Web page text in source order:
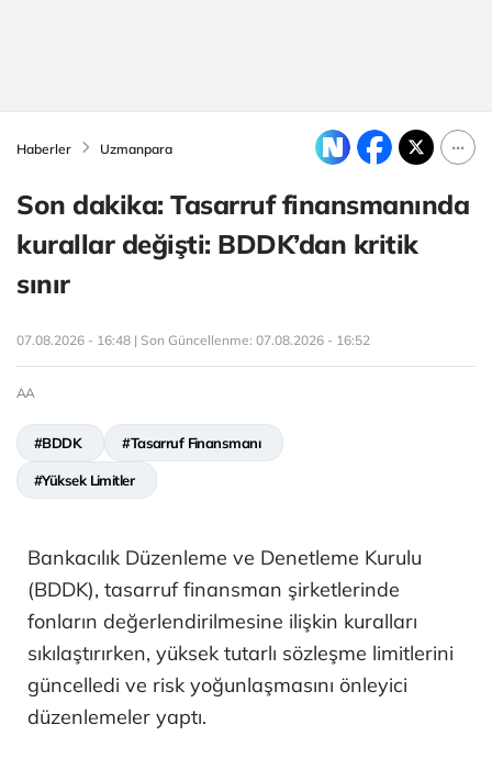
Haberler Uzmanpara
Son dakika: Tasarruf finansmanında
kurallar değişti: BDDK’dan kritik
sınır
07.08.2026 - 16:48 | Son Güncellenme: 07.08.2026 - 16:52
AA
#BDDK #Tasarruf Finansmanı
#Yüksek Limitler
Bankacılık Düzenleme ve Denetleme Kurulu
(BDDK), tasarruf finansman şirketlerinde
fonların değerlendirilmesine ilişkin kuralları
sıkılaştırırken, yüksek tutarlı sözleşme limitlerini
güncelledi ve risk yoğunlaşmasını önleyici
düzenlemeler yaptı.